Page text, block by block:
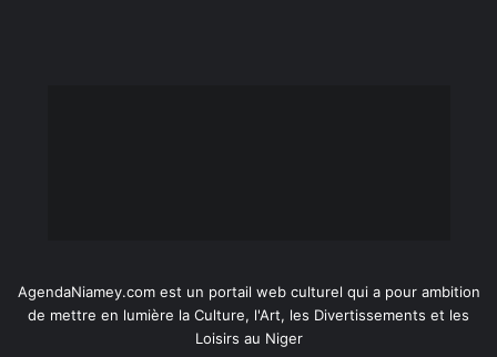
AgendaNiamey.com est un portail web culturel qui a pour ambition
de mettre en lumière la Culture, l'Art, les Divertissements et les
Loisirs au Niger